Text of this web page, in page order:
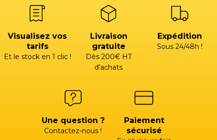
Visualisez vos
tarifs
Et le stock en 1 clic !
Livraison
gratuite
Dès 200€ HT
d’achats
Expédition
Sous 24/48h !
Une question ?
Contactez-nous !
Paiement
sécurisé